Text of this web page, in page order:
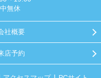
無休
社概要
店予約